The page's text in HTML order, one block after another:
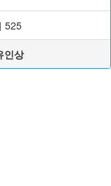
525
인상